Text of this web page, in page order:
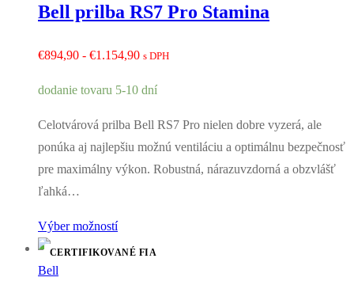
Bell prilba RS7 Pro Stamina
€894,90 - €1.154,90Rozpětí
€894,90
až
€1.154,90
s DPH
dodanie tovaru 5-10 dní
Celotvárová prilba Bell RS7 Pro nielen dobre vyzerá, ale
ponúka aj najlepšiu možnú ventiláciu a optimálnu bezpečnosť
pre maximálny výkon. Robustná, nárazuvzdorná a obzvlášť
ľahká…
Výber možností
Bell
CERTIFIKOVANÉ FIA